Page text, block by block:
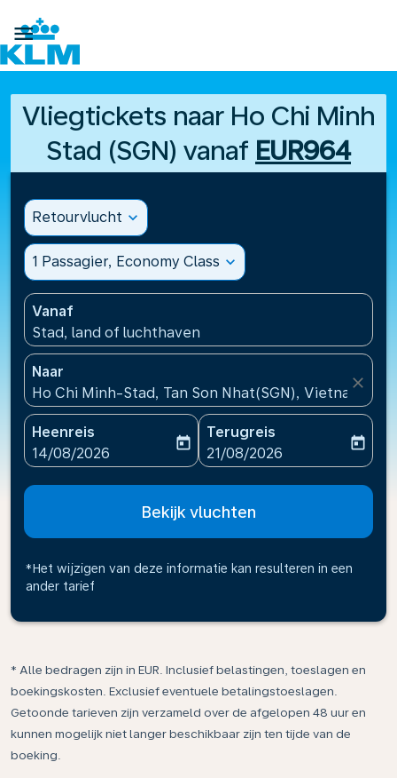

Vliegtickets naar Ho Chi Minh
Stad (SGN) vanaf EUR964
Retourvlucht expand_more
1 Passagier, Economy Class expand_more
Vanaf
Stad, land of luchthaven
Naar
Ho Chi Minh-Stad, Tan Son Nhat(SGN), Vietnam
close
Heenreis
fc-booking-departure-date-aria-label
14/08/2026
today
Terugreis
fc-booking-return-date-
21/08/2026
today
Bekijk vluchten
*Het wijzigen van deze informatie kan resulteren in een
ander tarief
* Alle bedragen zijn in EUR. Inclusief belastingen, toeslagen en
boekingskosten. Exclusief eventuele betalingstoeslagen.
Getoonde tarieven zijn verzameld over de afgelopen 48 uur en
kunnen mogelijk niet langer beschikbaar zijn ten tijde van de
boeking.